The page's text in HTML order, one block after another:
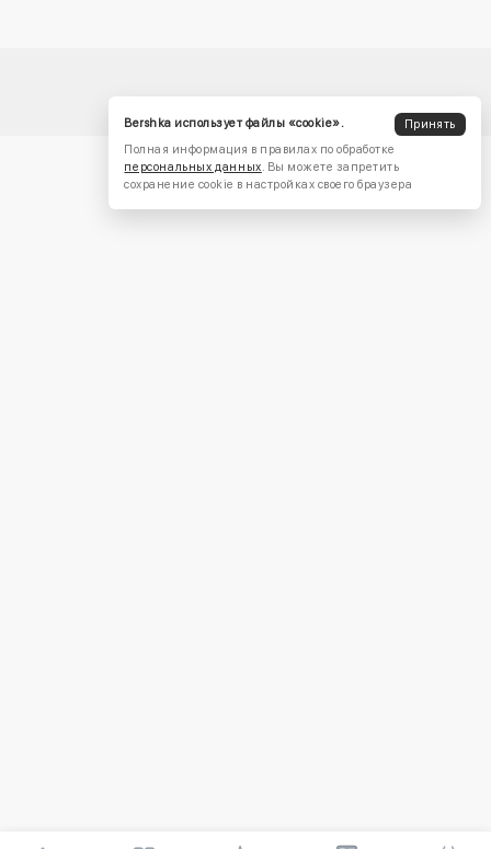
Bershka использует файлы «cookie».
Принять
Полная информация в правилах по обработке
персональных данных. Вы можете запретить
сохранение cookie в настройках своего браузера